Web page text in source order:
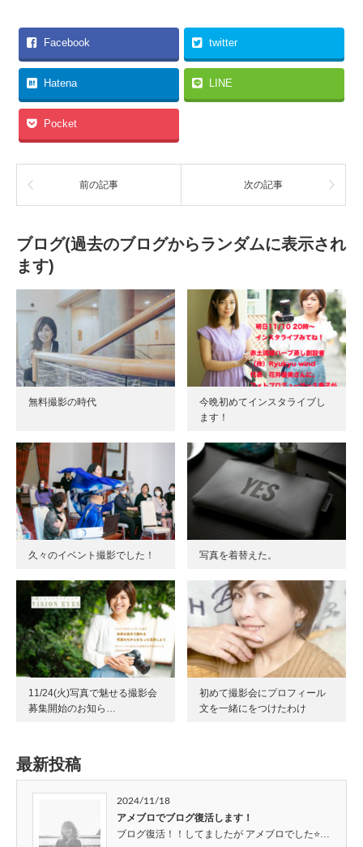
Facebook twitter
Hatena LINE
Pocket
前の記事 次の記事
ブログ(過去のブログからランダムに表示され
ます)
無料撮影の時代
今晩初めてインスタライブし
ます！
久々のイベント撮影でした！ 写真を着替えた。
11/24(火)写真で魅せる撮影会
募集開始のお知ら…
初めて撮影会にプロフィール
文を一緒にをつけたわけ
最新投稿
2024/11/18
アメブロでブログ復活します！
ブログ復活！！してましたが アメブロでした⭐…